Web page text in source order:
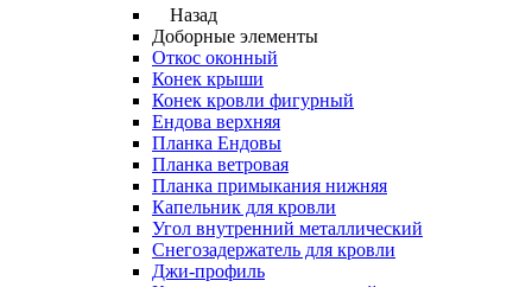
Назад
Доборные элементы
Откос оконный
Конек крыши
Конек кровли фигурный
Ендова верхняя
Планка Ендовы
Планка ветровая
Планка примыкания нижняя
Капельник для кровли
Угол внутренний металлический
Снегозадержатель для кровли
Джи-профиль